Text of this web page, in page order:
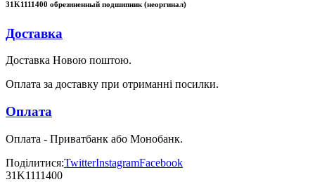
31K1111400 обрезиненный подшипник (неоргинал)
Доставка
Доставка Новою поштою.
Оплата за доставку при отриманні посилки.
Оплата
Оплата - Приватбанк або Монобанк.
Поділитися:TwitterInstagramFacebook
31K1111400